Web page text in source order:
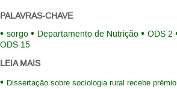
PALAVRAS-CHAVE
sorgo
Departamento de Nutrição ODS 2
ODS 15
LEIA MAIS
Dissertação sobre sociologia rural recebe